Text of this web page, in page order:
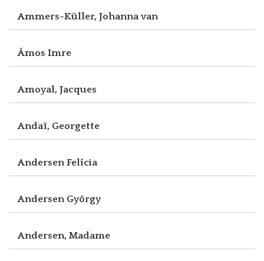
Ammers-Küller, Johanna van
Ámos Imre
Amoyal, Jacques
Andaï, Georgette
Andersen Felícia
Andersen György
Andersen, Madame